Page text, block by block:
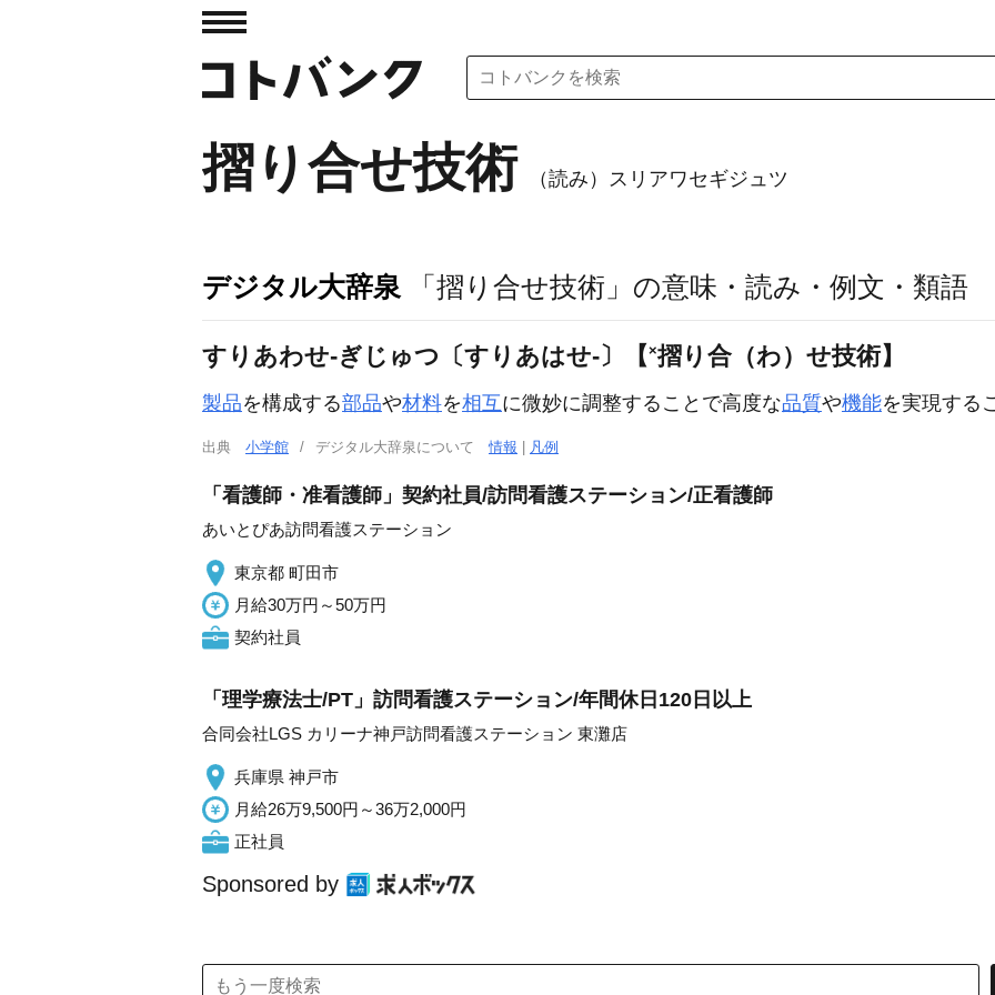
摺り合せ技術 （読み）スリアワセギジュツ
デジタル大辞泉 「摺り合せ技術」の意味・読み・例文・類語
すりあわせ‐ぎじゅつ〔すりあはせ‐〕【 ×摺り合（わ）せ技術】
製品を構成する部品や材料を相互に微妙に調整することで高度な品質や機能を実現する
出典 小学館 デジタル大辞泉について情報 凡例
「看護師・准看護師」契約社員/訪問看護ステーション/正看護師
あいとぴあ訪問看護ステーション
東京都 町田市
月給30万円～50万円
契約社員
「理学療法士/PT」訪問看護ステーション/年間休日120日以上
合同会社LGS カリーナ神戸訪問看護ステーション 東灘店
兵庫県 神戸市
月給26万9,500円～36万2,000円
正社員
Sponsored by